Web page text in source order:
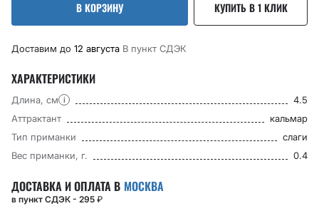
В КОРЗИНУ КУПИТЬ В 1 КЛИК
Доставим до 12 августа В пункт CДЭК
ХАРАКТЕРИСТИКИ
Длина, см i
4.5
Аттрактант
кальмар
Тип приманки
слаги
Вес приманки, г.
0.4
ДОСТАВКА И ОПЛАТА В МОСКВА
в пункт СДЭК - 295 ₽